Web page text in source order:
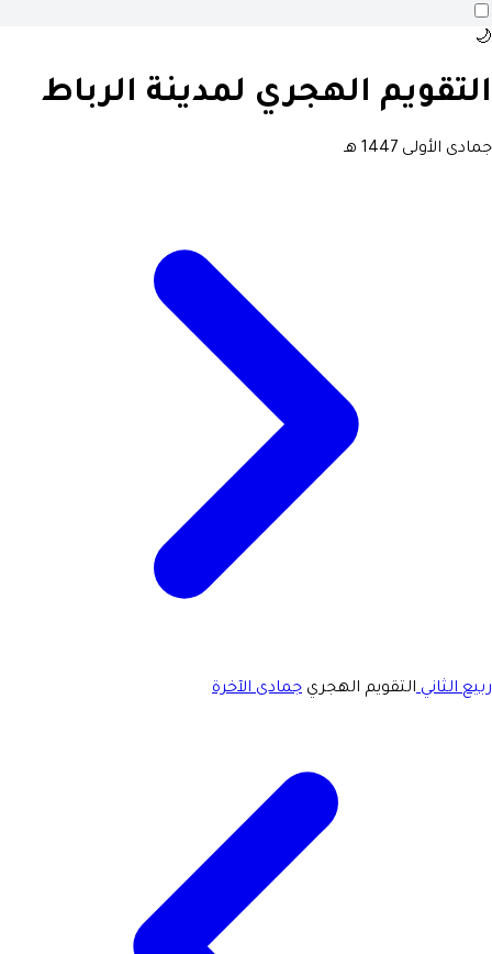
🌙
التقويم الهجري لمدينة الرباط
جمادى الأولى 1447 هـ
ربيع الثانيالتقويم الهجري جمادى الآخرة